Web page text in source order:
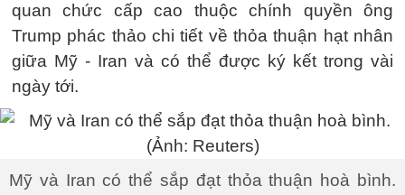
quan chức cấp cao thuộc chính quyền ông
Trump phác thảo chi tiết về thỏa thuận hạt nhân
giữa Mỹ - Iran và có thể được ký kết trong vài
ngày tới.
Mỹ và Iran có thể sắp đạt thỏa thuận hoà bình.